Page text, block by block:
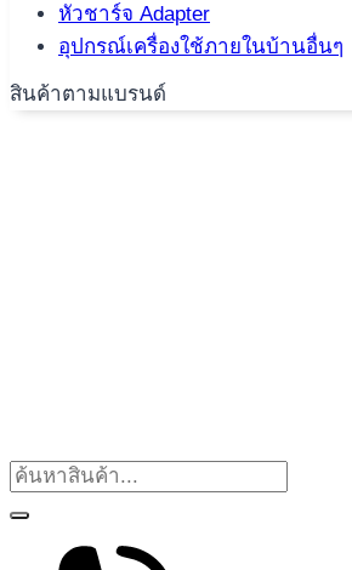
หัวชาร์จ Adapter
อุปกรณ์เครื่องใช้ภายในบ้านอื่นๆ
สินค้าตามแบรนด์